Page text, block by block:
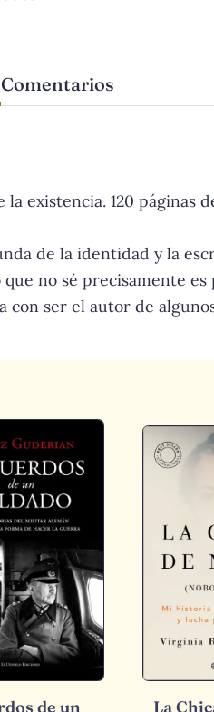
Comentarios
existencia. 120 páginas
de la identidad y la
no sé precisamente
ser el autor de
de un
La